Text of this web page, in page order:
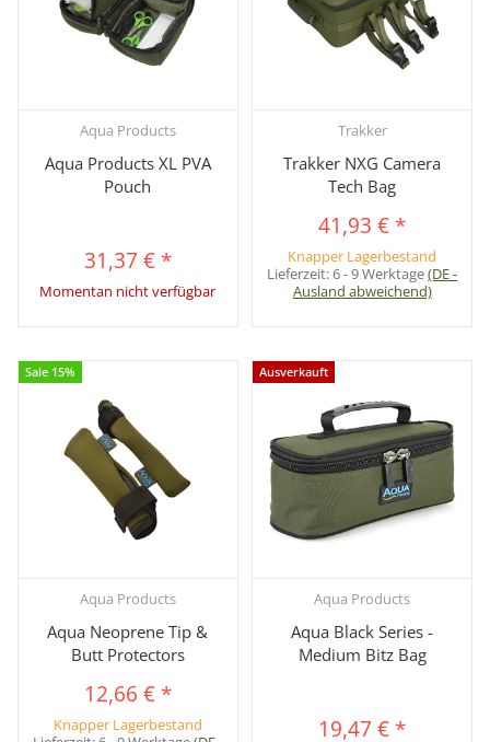
Aqua Products
Aqua Products XL PVA
Pouch
31,37 € *
Momentan nicht verfügbar
Trakker
Trakker NXG Camera
Tech Bag
41,93 € *
Knapper Lagerbestand
Lieferzeit:6 - 9 Werktage(DE -
Ausland abweichend)
Sale 15%
Aqua Products
Aqua Neoprene Tip &
Butt Protectors
12,66 € *
Knapper Lagerbestand
Ausverkauft
Aqua Products
Aqua Black Series -
Medium Bitz Bag
19,47 € *